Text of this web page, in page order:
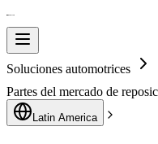
Soluciones automotrices
Partes del mercado de
Latin America